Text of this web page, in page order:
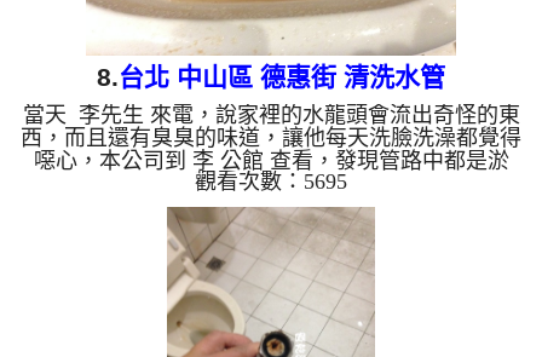
8.台北 中山區 德惠街 清洗水管
當天 李先生 來電，說家裡的水龍頭會流出奇怪的東
西，而且還有臭臭的味道，讓他每天洗臉洗澡都覺得
噁心，本公司到 李 公館 查看，發現管路中都是淤
泥，管路累積太多異物後，便從水龍頭流出了，本公
司架起 水管清洗機 ，開始 清洗水管 ，髒水狂噴，如
下圖及影片，李先生 嚇到叫了一聲， 水管清洗 約兩
小時後，不在有髒水， 李先生總算能正常用水了。
清洗水管, 水管清洗, 洗水管, 熱水管堵塞, 熱水忽冷忽
熱, 洗管路, 清管路 ...
觀看次數：5695